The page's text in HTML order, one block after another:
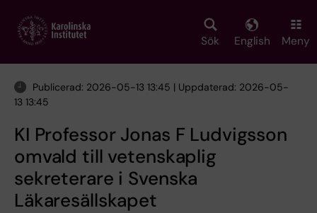
main
Sök English Meny
Publicerad: 2026-05-13 13:45 | Uppdaterad: 2026-05-
13 13:45
KI Professor Jonas F Ludvigsson
omvald till vetenskaplig
sekreterare i Svenska
Läkaresällskapet